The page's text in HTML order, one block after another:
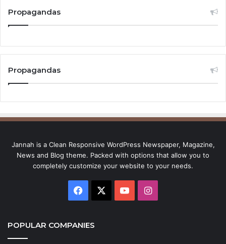
Propagandas
Propagandas
Jannah is a Clean Responsive WordPress Newspaper, Magazine,
News and Blog theme. Packed with options that allow you to
completely customize your website to your needs.
Facebook YouTubeInstagram
POPULAR COMPANIES